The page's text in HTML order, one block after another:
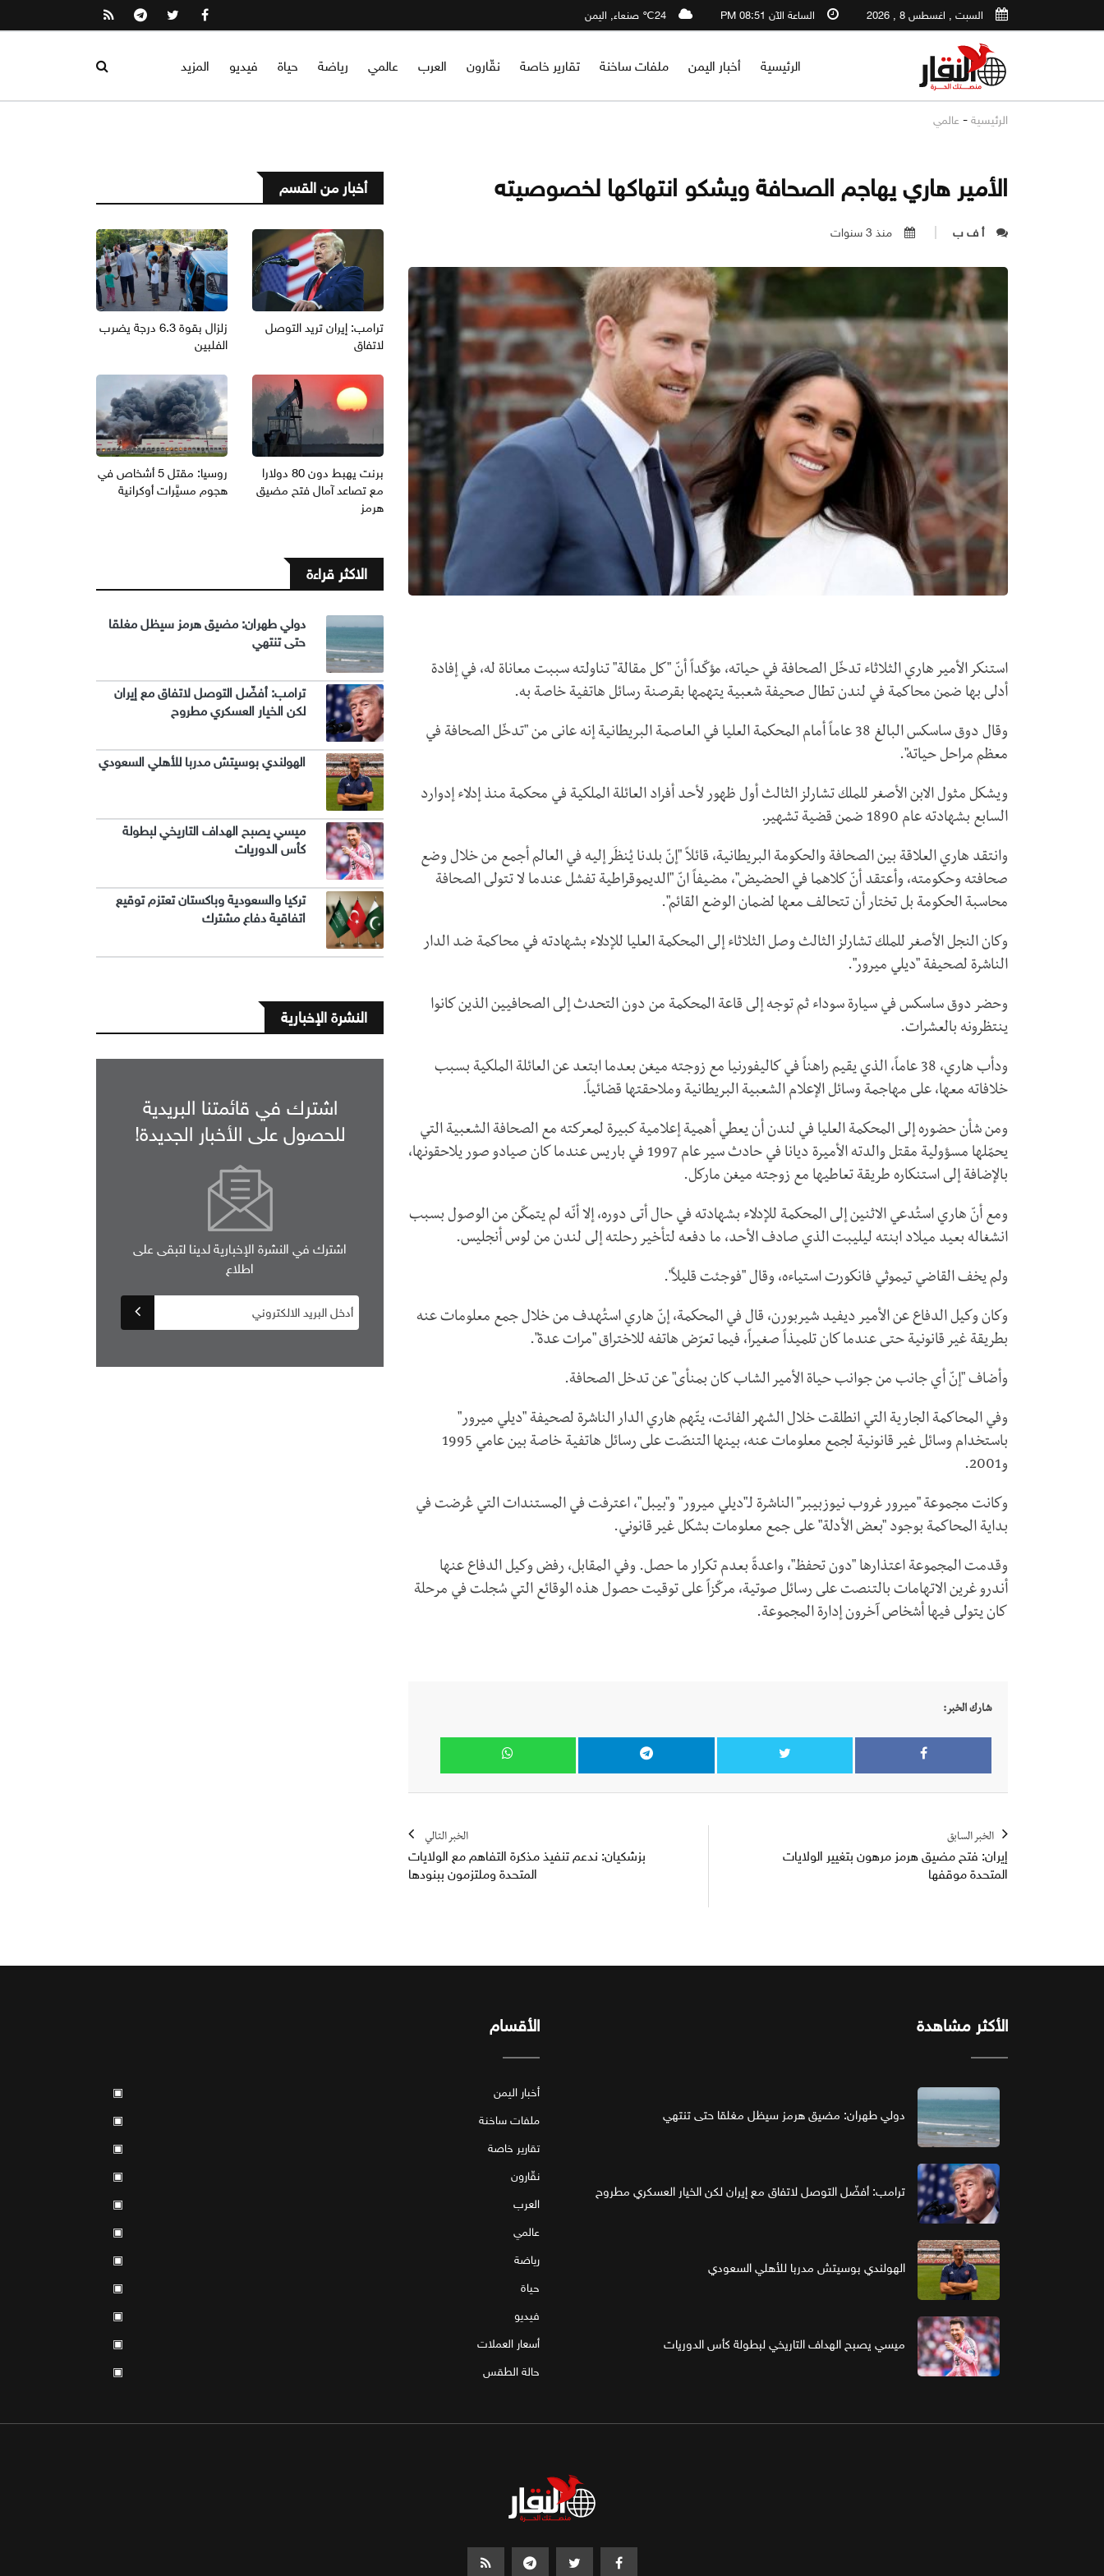
السبت , اغسطس 8 , 2026 الساعة الآن 08:51 PM 24℃ صنعاء, اليمن
الرئيسية أخبار اليمن ملفات ساخنة تقارير خاصة نقّارون العرب عالمي رياضة حياة فيديو المزيد
الرئيسية - عالمي
الأمير هاري يهاجم الصحافة ويشكو انتهاكها لخصوصيته
أ ف ب منذ 3 سنوات
استنكر الأمير هاري الثلاثاء تدخّل الصحافة في حياته، مؤكّداً أنّ "كل مقالة" تناولته سببت معاناة له، في إفادة
أدلى بها ضمن محاكمة في لندن تطال صحيفة شعبية يتهمها بقرصنة رسائل هاتفية خاصة به.
وقال دوق ساسكس البالغ 38 عاماً أمام المحكمة العليا في العاصمة البريطانية إنه عانى من "تدخّل الصحافة في
معظم مراحل حياته".
ويشكل مثول الابن الأصغر للملك تشارلز الثالث أول ظهور لأحد أفراد العائلة الملكية في محكمة منذ إدلاء إدوارد
السابع بشهادته عام 1890 ضمن قضية تشهير.
وانتقد هاري العلاقة بين الصحافة والحكومة البريطانية، قائلاً "إنّ بلدنا يُنظَر إليه في العالم أجمع من خلال وضع
صحافته وحكومته، وأعتقد أنّ كلاهما في الحضيض"، مضيفاً انّ "الديموقراطية تفشل عندما لا تتولى الصحافة
محاسبة الحكومة بل تختار أن تتحالف معها لضمان الوضع القائم".
وكان النجل الأصغر للملك تشارلز الثالث وصل الثلاثاء إلى المحكمة العليا للإدلاء بشهادته في محاكمة ضد الدار
الناشرة لصحيفة "ديلي ميرور".
وحضر دوق ساسكس في سيارة سوداء ثم توجه إلى قاعة المحكمة من دون التحدث إلى الصحافيين الذين كانوا
ينتظرونه بالعشرات.
ودأب هاري، 38 عاماً، الذي يقيم راهناً في كاليفورنيا مع زوجته ميغن بعدما ابتعد عن العائلة الملكية بسبب
خلافاته معها، على مهاجمة وسائل الإعلام الشعبية البريطانية وملاحقتها قضائياً.
ومن شأن حضوره إلى المحكمة العليا في لندن أن يعطي أهمية إعلامية كبيرة لمعركته مع الصحافة الشعبية التي
يحمّلها مسؤولية مقتل والدته الأميرة ديانا في حادث سير عام 1997 في باريس عندما كان صيادو صور يلاحقونها،
بالإضافة إلى استنكاره طريقة تعاطيها مع زوجته ميغن ماركل.
ومع أنّ هاري استُدعي الاثنين إلى المحكمة للإدلاء بشهادته في حال أتى دوره، إلا أنّه لم يتمكّن من الوصول بسبب
انشغاله بعيد ميلاد ابنته ليليبت الذي صادف الأحد، ما دفعه لتأخير رحلته إلى لندن من لوس أنجليس.
ولم يخف القاضي تيموثي فانكورت استياءه، وقال "فوجئت قليلاً".
وكان وكيل الدفاع عن الأمير ديفيد شيربورن، قال في المحكمة، إنّ هاري استُهدف من خلال جمع معلومات عنه
بطريقة غير قانونية حتى عندما كان تلميذاً صغيراً، فيما تعرّض هاتفه للاختراق "مرات عدة".
وأضاف "إنّ أي جانب من جوانب حياة الأمير الشاب كان بمنأى" عن تدخل الصحافة.
وفي المحاكمة الجارية التي انطلقت خلال الشهر الفائت، يتّهم هاري الدار الناشرة لصحيفة "ديلي ميرور"
باستخدام وسائل غير قانونية لجمع معلومات عنه، بينها التنصّت على رسائل هاتفية خاصة بين عامي 1995
و2001.
وكانت مجموعة "ميرور غروب نيوزبيبر" الناشرة لـ"ديلي ميرور" و"بيبل"، اعترفت في المستندات التي عُرضت في
بداية المحاكمة بوجود "بعض الأدلة" على جمع معلومات بشكل غير قانوني.
وقدمت المجموعة اعتذارها "دون تحفظ"، واعدةً بعدم تكرار ما حصل. وفي المقابل، رفض وكيل الدفاع عنها
أندرو غرين الاتهامات بالتنصت على رسائل صوتية، مركّزاً على توقيت حصول هذه الوقائع التي سُجلت في مرحلة
كان يتولى فيها أشخاص آخرون إدارة المجموعة.
شارك الخبر:
الخبر السابق
إيران: فتح مضيق هرمز مرهون بتغيير الولايات
المتحدة موقفها
الخبر التالي
بزشكيان: ندعم تنفيذ مذكرة التفاهم مع الولايات
المتحدة وملتزمون ببنودها
أخبار من القسم
ترامب: إيران تريد التوصل
لاتفاق
زلزال بقوة 6.3 درجة يضرب
الفلبين
برنت يهبط دون 80 دولارا
مع تصاعد آمال فتح مضيق
هرمز
روسيا: مقتل 5 أشخاص في
هجوم مسيَّرات أوكرانية
الاكثر قراءة
دولي طهران: مضيق هرمز سيظل مغلقا
حتى تنتهي
ترامب: أفضّل التوصل لاتفاق مع إيران
لكن الخيار العسكري مطروح
الهولندي بوسيتش مدربا للأهلي السعودي
ميسي يصبح الهداف التاريخي لبطولة
كأس الدوريات
تركيا والسعودية وباكستان تعتزم توقيع
اتفاقية دفاع مشترك
النشرة الإخبارية
اشترك في قائمتنا البريدية
للحصول على الأخبار الجديدة!
اشترك في النشرة الإخبارية لدينا لتبقى على
اطلاع
الأكثر مشاهدة
دولي طهران: مضيق هرمز سيظل مغلقا حتى تنتهي
ترامب: أفضّل التوصل لاتفاق مع إيران لكن الخيار العسكري مطروح
الهولندي بوسيتش مدربا للأهلي السعودي
ميسي يصبح الهداف التاريخي لبطولة كأس الدوريات
الأقسام
أخبار اليمن
▣
ملفات ساخنة
▣
تقارير خاصة
▣
نقّارون
▣
العرب
▣
عالمي
▣
رياضة
▣
حياة
▣
فيديو
▣
أسعار العملات
▣
حالة الطقس
▣